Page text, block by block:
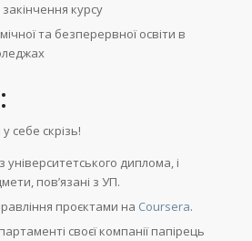
курсу
та безперервної освіти в
себе скрізь!
університетського диплома, і
пов’язані з УП.
проєктами на Coursera.
своєї компанії папірець